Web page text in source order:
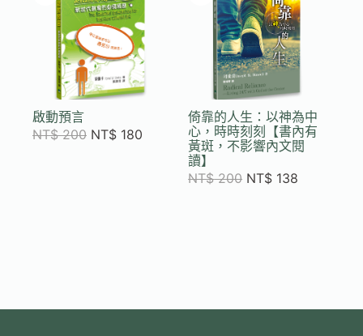
啟動預言
NT$200 NT$ 180
倚靠的人生：以神為中
心，時時刻刻【書內有
黃斑，不影響內文閱
讀】
NT$200 NT$ 138